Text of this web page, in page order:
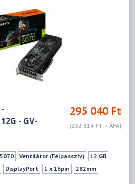
- GV-
295 040 Ft
(232 314 FT + ÁFA)
Ventilátor (Félpasszív)
12 GB
DisplayPort 1 x 16pin 282mm